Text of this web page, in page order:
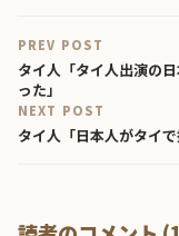
PREV POST
タイ人「タイ人出演の
った」
NEXT POST
タイ人「日本人がタイ